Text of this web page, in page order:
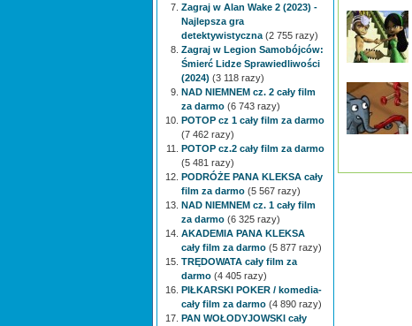
Zagraj w Alan Wake 2 (2023) -
Najlepsza gra
detektywistyczna (2 755 razy)
Zagraj w Legion Samobójców:
Śmierć Lidze Sprawiedliwości
(2024) (3 118 razy)
NAD NIEMNEM cz. 2 cały film
za darmo (6 743 razy)
POTOP cz 1 cały film za darmo
(7 462 razy)
POTOP cz.2 cały film za darmo
(5 481 razy)
PODRÓŻE PANA KLEKSA cały
film za darmo (5 567 razy)
NAD NIEMNEM cz. 1 cały film
za darmo (6 325 razy)
AKADEMIA PANA KLEKSA
cały film za darmo (5 877 razy)
TRĘDOWATA cały film za
darmo (4 405 razy)
PIŁKARSKI POKER / komedia-
cały film za darmo (4 890 razy)
PAN WOŁODYJOWSKI cały